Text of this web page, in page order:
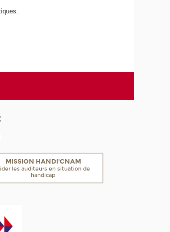
MISSION HANDI'CNAM
les auditeurs en situation de
handicap